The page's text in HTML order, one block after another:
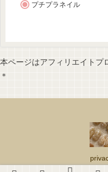
プチプラネイル
本ページはアフィリエイトプ
＊